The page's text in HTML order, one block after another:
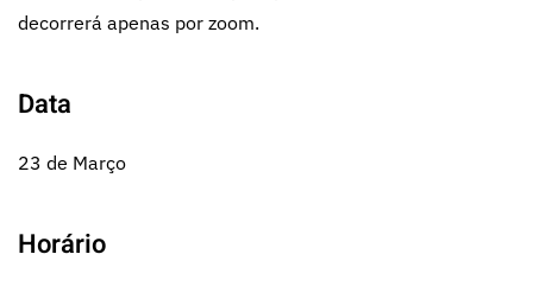
decorrerá apenas por zoom.
Data
23 de Março
Horário